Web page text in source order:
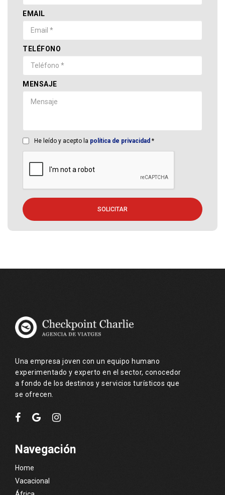
EMAIL
TELÉFONO
MENSAJE
He leído y acepto la política de privacidad *
SOLICITAR
Una empresa joven con un equipo humano
experimentado y experto en el sector, conocedor
a fondo de los destinos y servicios turísticos que
se ofrecen.
Navegación
Home
Vacacional